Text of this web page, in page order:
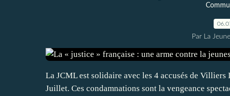
Par La
La JCML est solidaire avec les 4 accusés de
Juillet. Ces condamnations sont la vengeance